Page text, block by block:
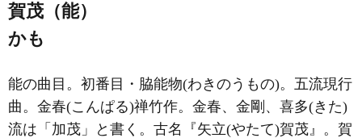
賀茂（能）
かも
能の曲目。初番目・脇能物(わきのうもの)。五流現行
曲。金春(こんぱる)禅竹作。金春、金剛、喜多(きた)
流は「加茂」と書く。古名『矢立(やたて)賀茂』。賀